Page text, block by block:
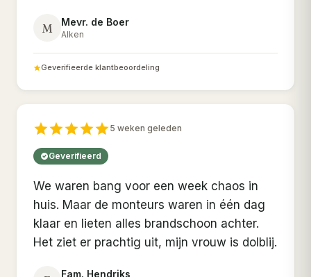
M Mevr. de Boer
Alken
Geverifieerde klantbeoordeling
5 weken geleden
Geverifieerd
We waren bang voor een week chaos in
huis. Maar de monteurs waren in één dag
klaar en lieten alles brandschoon achter.
Het ziet er prachtig uit, mijn vrouw is dolblij.
Fam. Hendriks